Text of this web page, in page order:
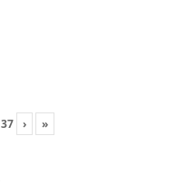
37 › »